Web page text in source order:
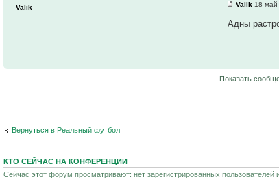
Valik 18 май
Адны
Valik
Показать
Вернуться в Реальный футбол
КТО СЕЙЧАС НА КОНФЕРЕНЦИИ
Сейчас этот форум просматривают: нет зарегистрированных пользователей